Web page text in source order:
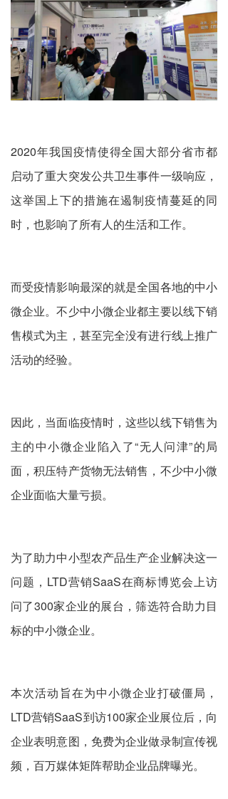
2020年我国疫情使得全国大部分省市都
启动了重大突发公共卫生事件一级响应，
这举国上下的措施在遏制疫情蔓延的同
时，也影响了所有人的生活和工作。
而受疫情影响最深的就是全国各地的中小
微企业。不少中小微企业都主要以线下销
售模式为主，甚至完全没有进行线上推广
活动的经验。
因此，当面临疫情时，这些以线下销售为
主的中小微企业陷入了“无人问津”的局
面，积压特产货物无法销售，不少中小微
企业面临大量亏损。
为了助力中小型农产品生产企业解决这一
问题，LTD营销SaaS在商标博览会上访
问了300家企业的展台，筛选符合助力目
标的中小微企业。
本次活动旨在为中小微企业打破僵局，
LTD营销SaaS到访100家企业展位后，向
企业表明意图，免费为企业做录制宣传视
频，百万媒体矩阵帮助企业品牌曝光。